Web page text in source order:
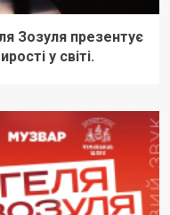
Зозуля презентує
у світі.